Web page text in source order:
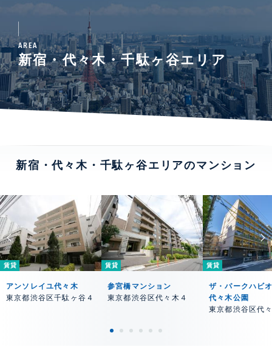
AREA
新宿・代々木・千駄ヶ谷エリア
新宿・代々木・千駄ヶ谷エリアのマンション
賃貸
アンソレイユ代々木
東京都渋谷区千駄ヶ谷４
賃貸
参宮橋マンション
東京都渋谷区代々木４
賃貸
ザ・パークハビ
代々木公園
東京都渋谷区代